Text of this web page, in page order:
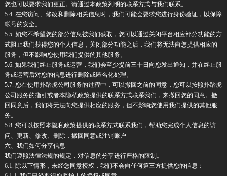
您也可以要求我们更正。请通过本政策列明的联系方式与我们联系。
5.4. 在您访问、修改和删除相关信息时，我们可能会要求您进行身份验证，以保障
帐号的安全。
5.5. 如您不希望您的部分信息被我们获取，您可以通过关闭平台相应部分功能的方
式阻止我们获得您的个人信息，关闭部分功能之后，我们将无法向您提供相应的
服务，但不影响您使用我们提供的其他服务。
5.6. 如果我们终止服务或运营，我们会至少提前三十日向您发出通知，并在终止服
务或运营后对您的信息进行删除或匿名化处理。
5.7. 您在使用扑踏虎公司服务的过程中，可以撤回之前的同意，您可以按照扑踏虎
公司服务的指引或者本隐私政策提供的联系方式联系我们，来撤回您的同意。撤
回同意后，我们将无法向您提供相应的服务，但不影响您使用我们提供的其他服
务。
5.8. 您可以按照本隐私政策提供的联系方式联系我们，帮助您完成个人信息的访
问、更新、修改、删除，撤回同意或注销账户
六、我们如何分享信息
我们遵照法律法规的规定，对信息的分享进行严格的限制。
6.1. 除以下情形，未经您同意授权，我们不会向任何第三方提供您的信息：